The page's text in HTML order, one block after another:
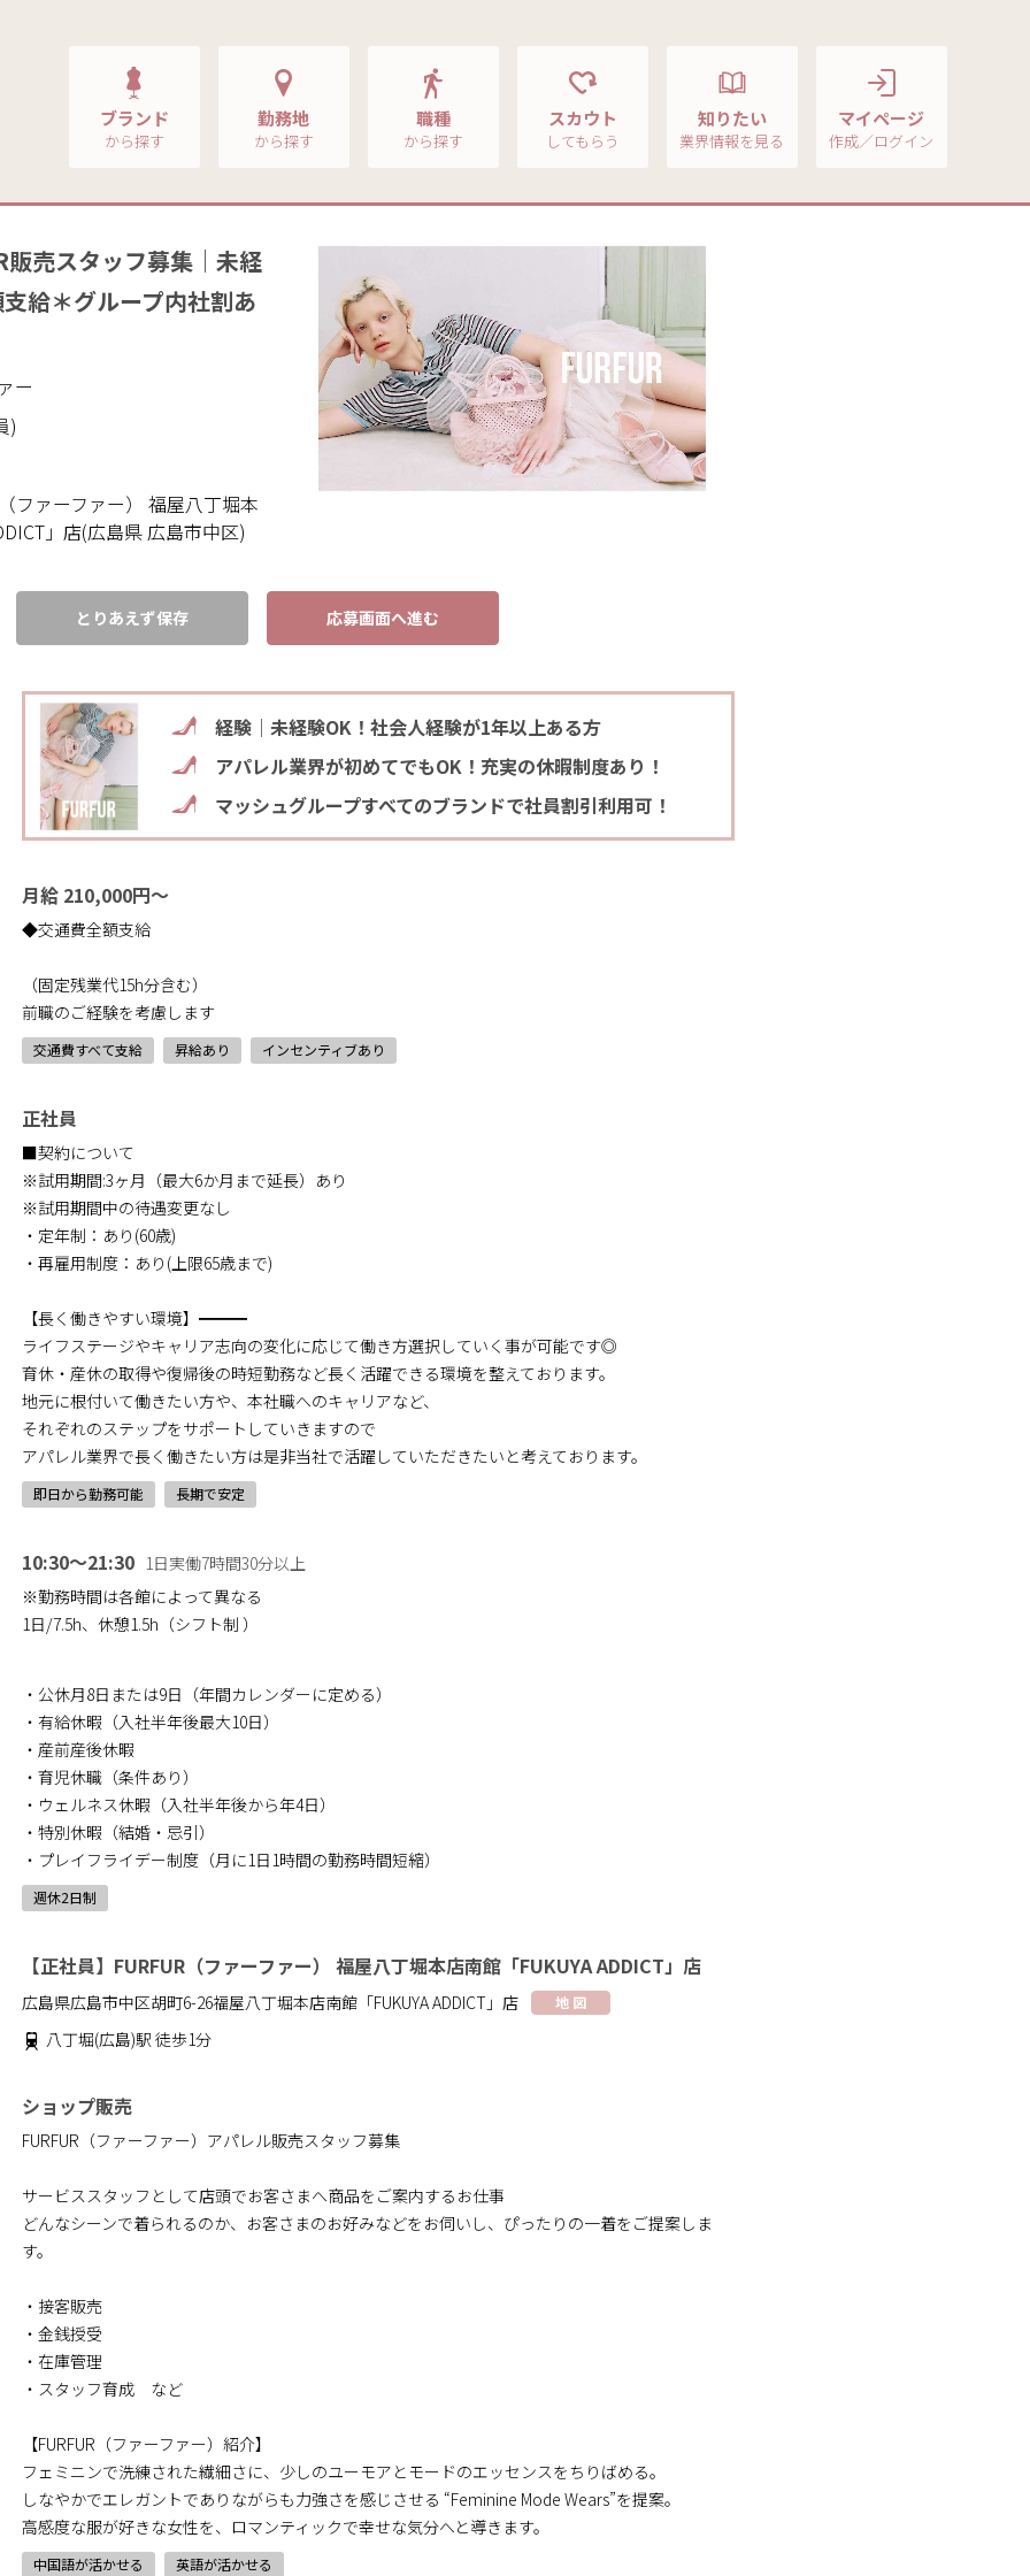
ブランド
から探す
勤務地
から探す
職種
から探す
スカウト
してもらう
知りたい
業界情報を見る
マイページ
作成／ログイン
売スタッフ募集｜未経
給＊グループ内社割あ
ー
)
ファーファー） 福屋八丁堀本
」店(広島県 広島市中区)
とりあえず保存 応募画面へ進む
経験｜未経験OK！社会人経験が1年以上ある方
アパレル業界が初めてでもOK！充実の休暇制度あり！
マッシュグループすべてのブランドで社員割引利用可！
月給 210,000円～
◆交通費全額支給
（固定残業代15h分含む）
前職のご経験を考慮します
交通費すべて支給 昇給あり インセンティブあり
正社員
■契約について
※試用期間:3ヶ月（最大6か月まで延長）あり
※試用期間中の待遇変更なし
・定年制：あり(60歳)
・再雇用制度：あり(上限65歳まで)
【長く働きやすい環境】━━━
ライフステージやキャリア志向の変化に応じて働き方選択していく事が可能です◎
育休・産休の取得や復帰後の時短勤務など長く活躍できる環境を整えております。
地元に根付いて働きたい方や、本社職へのキャリアなど、
それぞれのステップをサポートしていきますので
アパレル業界で長く働きたい方は是非当社で活躍していただきたいと考えております。
即日から勤務可能 長期で安定
10:30～21:30 1日実働7時間30分以上
※勤務時間は各館によって異なる
1日/7.5h、休憩1.5h（シフト制 ）
・公休月8日または9日（年間カレンダーに定める）
・有給休暇（入社半年後最大10日）
・産前産後休暇
・育児休職（条件あり）
・ウェルネス休暇（入社半年後から年4日）
・特別休暇（結婚・忌引）
・プレイフライデー制度（月に1日1時間の勤務時間短縮）
週休2日制
【正社員】FURFUR（ファーファー） 福屋八丁堀本店南館「FUKUYA ADDICT」店
広島県広島市中区胡町6-26福屋八丁堀本店南館「FUKUYA ADDICT」店 地 図
八丁堀(広島)駅 徒歩1分
ショップ販売
FURFUR（ファーファー）アパレル販売スタッフ募集
サービススタッフとして店頭でお客さまへ商品をご案内するお仕事
どんなシーンで着られるのか、お客さまのお好みなどをお伺いし、ぴったりの一着をご提案しま
す。
・接客販売
・金銭授受
・在庫管理
・スタッフ育成 など
【FURFUR（ファーファー）紹介】
フェミニンで洗練された繊細さに、少しのユーモアとモードのエッセンスをちりばめる。
しなやかでエレガントでありながらも力強さを感じさせる “Feminine Mode Wears”を提案。
高感度な服が好きな女性を、ロマンティックで幸せな気分へと導きます。
中国語が活かせる 英語が活かせる